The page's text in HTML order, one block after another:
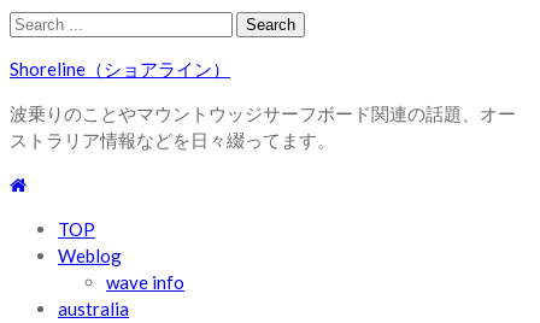
Skip
navigation
Skip
content
Search
Shoreline（ショアライン）
波乗りのことやマウントウッジサーフボード関連の話題、オー
ストラリア情報などを日々綴ってます。
TOP
Weblog
wave info
australia